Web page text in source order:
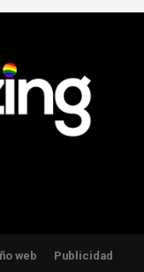
web
Publicidad